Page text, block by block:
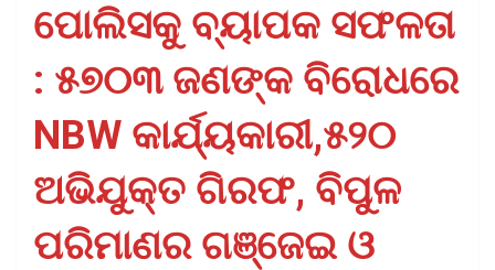
ପୋଲିସକୁ ବ୍ୟାପକ ସଫଳତା
: ୫୭୦୩ ଜଣଙ୍କ ବିରୋଧରେ
NBW କାର୍ଯ୍ୟକାରୀ,୫୨୦
ଅଭିଯୁକ୍ତ ଗିରଫ, ବିପୁଳ
ପରିମାଣର ଗଞ୍ଜେଇ ଓ